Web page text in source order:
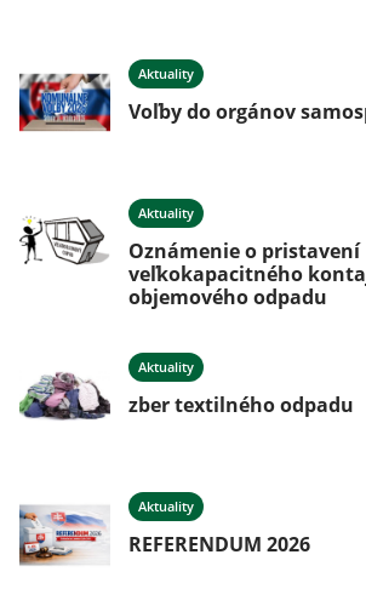
Aktuality
Voľby do orgánov
Aktuality
Oznámenie o pristavení
veľkokapacitného
objemového odpadu
Aktuality
zber textilného odpadu
Aktuality
REFERENDUM 2026